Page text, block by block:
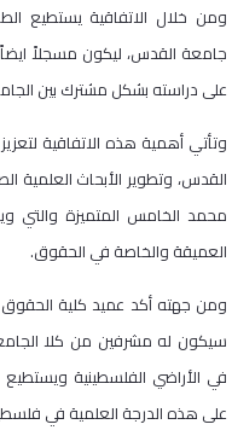
ومن خلال الاتفاقية يستطيع
جامعة القدس، ليكون مسجلاً
على دراسته بشكل مشترك بين
وتأتي أهمية هذه الاتفاقية
القدس، وتطوير الأبحاث
محمد الخامس المتميزة والتي
العميقة والخاصة في الحقوق.
ومن جهته أكد عميد كلية
سيكون له مشرفين من كلا
في الأراضي الفلسطينية ويستطيع
على هذه الدرجة العلمية في